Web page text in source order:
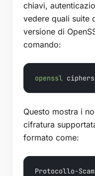
chiavi,
vedere quali suite
versione di
comando:
openssl
Questo mostra i
cifratura
formato come:
Protocollo-